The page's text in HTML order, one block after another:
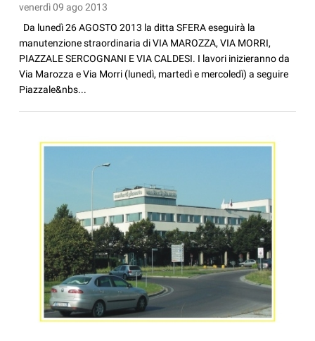
venerdì 09 ago 2013
Da lunedì 26 AGOSTO 2013 la ditta SFERA eseguirà la
manutenzione straordinaria di VIA MAROZZA, VIA MORRI,
PIAZZALE SERCOGNANI E VIA CALDESI. I lavori inizieranno da
Via Marozza e Via Morri (lunedì, martedì e mercoledì) a seguire
Piazzale&nbs...